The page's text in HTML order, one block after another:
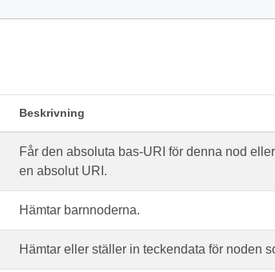
Beskrivning
Får den absoluta bas-URI för denna nod
en absolut URI.
Hämtar barnnoderna.
Hämtar eller ställer in teckendata för noden